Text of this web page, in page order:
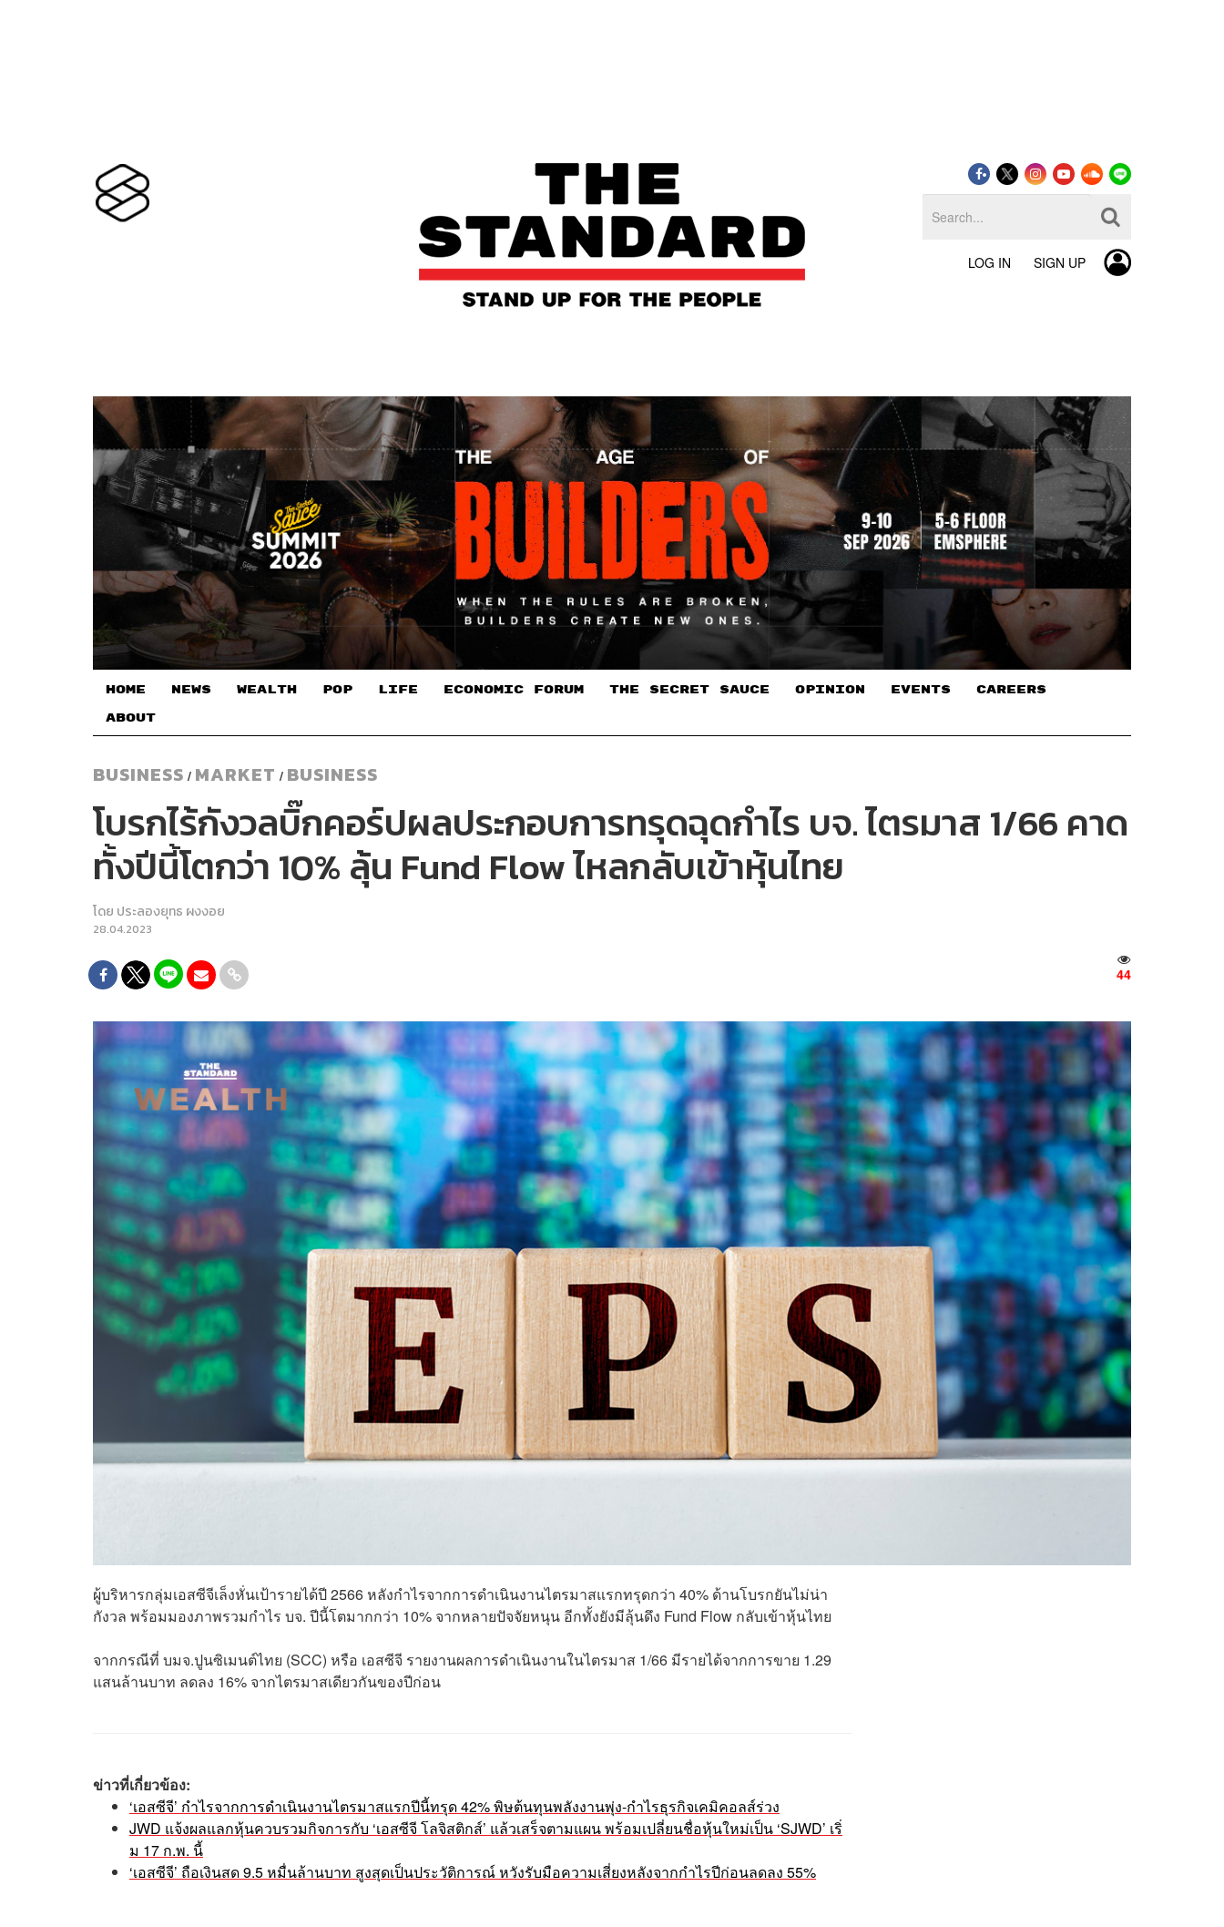
LOG IN SIGN UP
HOME NEWS WEALTH POP LIFE ECONOMIC FORUM THE SECRET SAUCE​ OPINION EVENTS CAREERS
ABOUT
BUSINESS / MARKET / BUSINESS
โบรกไร้กังวลบิ๊กคอร์ปผลประกอบการทรุดฉุดกำไร บจ. ไตรมาส 1/66 คาด
ทั้งปีนี้โตกว่า 10% ลุ้น Fund Flow ไหลกลับเข้าหุ้นไทย
โดย ประลองยุทธ ผงงอย
28.04.2023
44
ผู้บริหารกลุ่มเอสซีจีเล็งหั่นเป้ารายได้ปี 2566 หลังกำไรจากการดำเนินงานไตรมาสแรกทรุดกว่า 40% ด้านโบรกยันไม่น่า
กังวล พร้อมมองภาพรวมกำไร บจ. ปีนี้โตมากกว่า 10% จากหลายปัจจัยหนุน อีกทั้งยังมีลุ้นดึง Fund Flow กลับเข้าหุ้นไทย
จากกรณีที่ บมจ.ปูนซิเมนต์ไทย (SCC) หรือ เอสซีจี รายงานผลการดำเนินงานในไตรมาส 1/66 มีรายได้จากการขาย 1.29
แสนล้านบาท ลดลง 16% จากไตรมาสเดียวกันของปีก่อน
ข่าวที่เกี่ยวข้อง:
‘เอสซีจี’ กำไรจากการดำเนินงานไตรมาสแรกปีนี้ทรุด 42% พิษต้นทุนพลังงานพุ่ง-กำไรธุรกิจเคมิคอลส์ร่วง
JWD แจ้งผลแลกหุ้นควบรวมกิจการกับ ‘เอสซีจี โลจิสติกส์’ แล้วเสร็จตามแผน พร้อมเปลี่ยนชื่อหุ้นใหม่เป็น ‘SJWD’ เริ่
ม 17 ก.พ. นี้
‘เอสซีจี’ ถือเงินสด 9.5 หมื่นล้านบาท สูงสุดเป็นประวัติการณ์ หวังรับมือความเสี่ยงหลังจากกำไรปีก่อนลดลง 55%